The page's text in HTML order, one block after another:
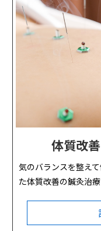
体質改
気のバランスを整え
た体質改善の鍼灸治療